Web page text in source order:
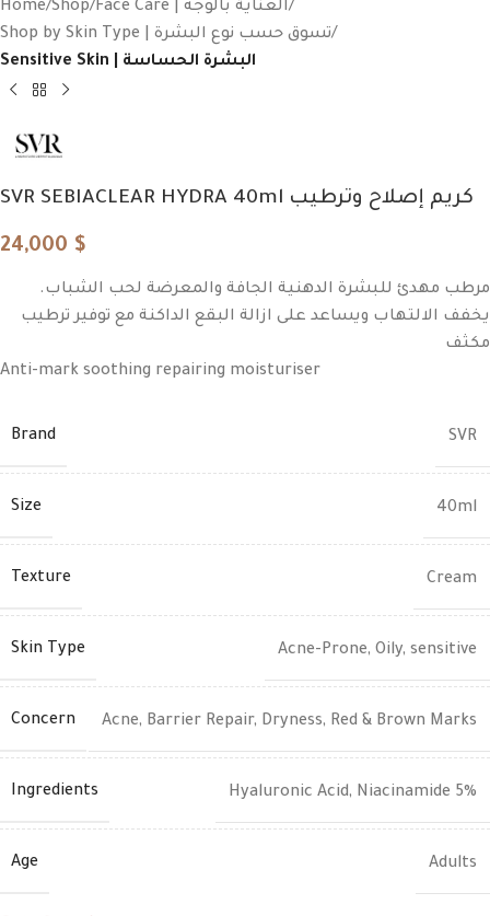
Home Shop
Face Care | العناية بالوجه
Shop by Skin Type | تسوق حسب نوع البشرة
Sensitive Skin | البشرة الحساسة
SVR SEBIACLEAR HYDRA 40ml كريم إصلاح وترطيب
24,000 $
مرطب مهدئ للبشرة الدهنية الجافة والمعرضة لحب الشباب.
يخفف الالتهاب ويساعد على ازالة البقع الداكنة مع توفير ترطيب
مكثف
Anti-mark soothing repairing moisturiser
Brand SVR
Size 40ml
Texture Cream
Skin Type Acne-Prone, Oily, sensitive
Concern Acne, Barrier Repair, Dryness, Red & Brown Marks
Ingredients Hyaluronic Acid, Niacinamide 5%
Age Adults